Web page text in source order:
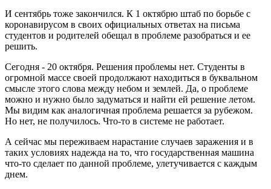
И сентябрь тоже закончился. К 1 октябрю штаб по борьбе с
коронавирусом в своих официальных ответах на письма
студентов и родителей обещал в проблеме разобраться и ее
решить.
Сегодня - 20 октября. Решения проблемы нет. Студенты в
огромной массе своей продолжают находиться в буквальном
смысле этого слова между небом и землей. Да, о проблеме
можно и нужно было задуматься и найти ей решение летом.
Мы видим как аналогичная проблема решается за рубежом.
Но нет, не получилось. Что-то в системе не работает.
А сейчас мы переживаем нарастание случаев заражения и в
таких условиях надежда на то, что государственная машина
что-то сделает по данной проблеме, улетучивается с каждым
днем.